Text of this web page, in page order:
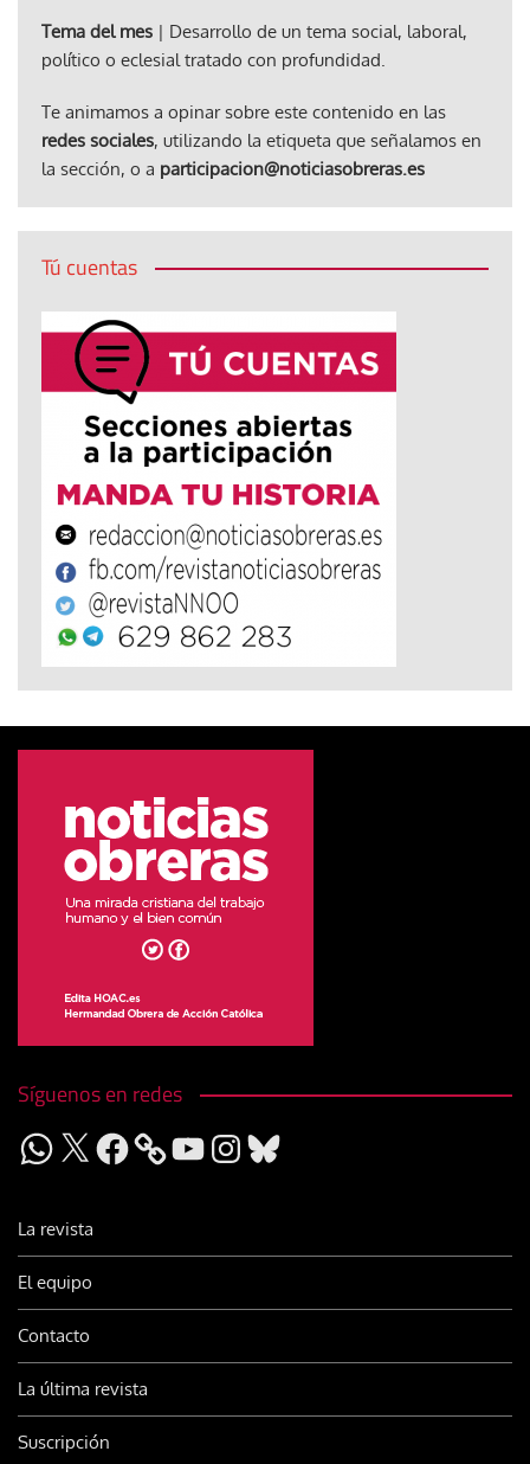
Tema del mes | Desarrollo de un tema social, laboral,
político o eclesial tratado con profundidad.
Te animamos a opinar sobre este contenido en las
redes sociales, utilizando la etiqueta que señalamos en
la sección, o a participacion@noticiasobreras.es
Tú cuentas
Síguenos en redes
WhatsApp
X Facebook YouTubeInstagram
Bluesky
La revista
El equipo
Contacto
La última revista
Suscripción